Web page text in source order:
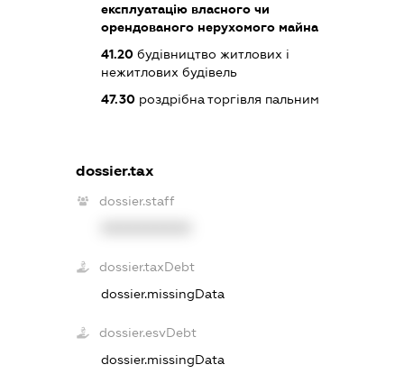
експлуатацію власного чи
орендованого нерухомого майна
41.20будівництво житлових і
нежитлових будівель
47.30роздрібна торгівля пальним
dossier.tax
dossier.staff
dossier.taxDebt
dossier.missingData
dossier.esvDebt
dossier.missingData